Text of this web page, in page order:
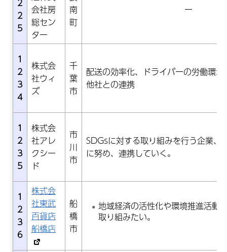
2
2
5
会社房
総セン
ター
南
町
ー
1
2
3
4
株式会
社ウィ
ズ
千
葉
市
配送の効率化、ドライバーの労働環
他社との連携
1
2
3
5
株式会
社アレ
クシー
ド
市
川
市
SDGsに対する取り組みを行う企業、
に努め、連携していく。
1
2
3
6
株式会
社東武
百貨店
船橋店
船
橋
市
地域経済の活性化や環境推進活動
取り組みたい。